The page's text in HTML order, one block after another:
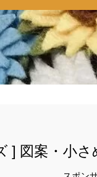
] 図案・小さ